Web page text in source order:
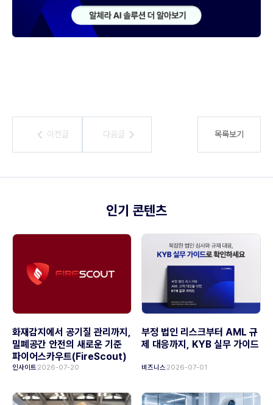
이전글
이전글 다음글
다음글 목록보기
인기 콘텐츠
화재감지에서 공기질 관리까지,
밀폐공간 안전의 새로운 기준
파이어스카우트(FireScout)
인사이트 2026-07-20
부정 법인 리스크부터 AML 규
제 대응까지, KYB 실무 가이드
비즈니스 2026-07-01